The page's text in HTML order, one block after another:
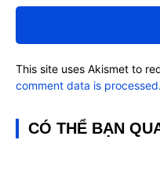
luận:
This site uses Akismet to
comment data is processed.
CÓ THỂ BẠN